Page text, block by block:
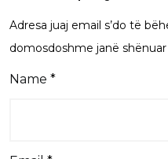
Adresa juaj email s’do të
domosdoshme janë
Name *